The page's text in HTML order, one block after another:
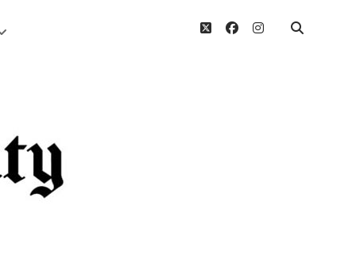
twitterfacebook
instagram